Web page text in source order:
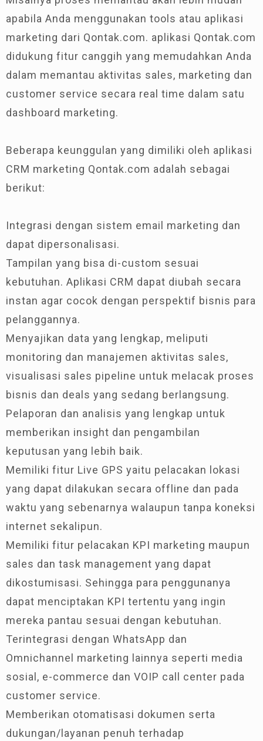
apabila Anda menggunakan tools atau aplikasi
marketing dari Qontak.com. aplikasi Qontak.com
didukung fitur canggih yang memudahkan Anda
dalam memantau aktivitas sales, marketing dan
customer service secara real time dalam satu
dashboard marketing.
Beberapa keunggulan yang dimiliki oleh aplikasi
CRM marketing Qontak.com adalah sebagai
berikut:
Integrasi dengan sistem email marketing dan
dapat dipersonalisasi.
Tampilan yang bisa di-custom sesuai
kebutuhan. Aplikasi CRM dapat diubah secara
instan agar cocok dengan perspektif bisnis para
pelanggannya.
Menyajikan data yang lengkap, meliputi
monitoring dan manajemen aktivitas sales,
visualisasi sales pipeline untuk melacak proses
bisnis dan deals yang sedang berlangsung.
Pelaporan dan analisis yang lengkap untuk
memberikan insight dan pengambilan
keputusan yang lebih baik.
Memiliki fitur Live GPS yaitu pelacakan lokasi
yang dapat dilakukan secara offline dan pada
waktu yang sebenarnya walaupun tanpa koneksi
internet sekalipun.
Memiliki fitur pelacakan KPI marketing maupun
sales dan task management yang dapat
dikostumisasi. Sehingga para penggunanya
dapat menciptakan KPI tertentu yang ingin
mereka pantau sesuai dengan kebutuhan.
Terintegrasi dengan WhatsApp dan
Omnichannel marketing lainnya seperti media
sosial, e-commerce dan VOIP call center pada
customer service.
Memberikan otomatisasi dokumen serta
dukungan/layanan penuh terhadap